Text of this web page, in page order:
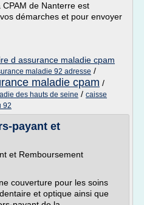
de Nanterre est
démarches et pour envoyer
d assurance maladie cpam
maladie 92 adresse /
maladie cpam /
des hauts de seine / caisse
92
payant et
et Remboursement
couverture pour les soins
et optique ainsi que